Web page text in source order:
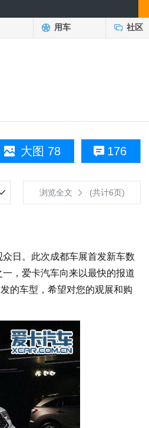
用车 社区
176
大图 78
浏览全文 (共计6页)
日。此次成都车展首发新车数
，爱卡汽车向来以最快的报道
的车型，希望对您的观展和购